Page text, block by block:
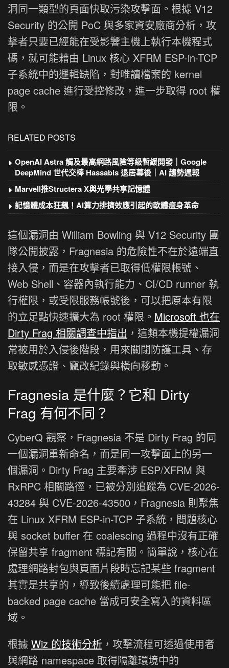
洞同一類型的頁面快取污染攻擊面。根據 V12
Security 的公開 PoC 與多家資安廠商分析，攻
擊者只要已經能在受影響主機上執行本機程式
碼，就可能藉由 Linux 核心 XFRM ESP-in-TCP
子系統中的邏輯缺陷，對唯讀檔案的 kernel
page cache 進行受控修改，進一步取得 root 權
限。
RELATED POSTS
OpenAI Astra 觸及最高網路風險等級暫緩開發｜Google
DeepMind 世代交棒 Hassabis 退居幕後｜AI 趨勢週報
Marvell推Structera X與光學共享記憶體
記憶體成本狂飆！AI算力排擠效應引起的軟體瘦身革命
這個漏洞由 William Bowling 與 V12 Security 團
隊公開披露，Fragnesia 的危險性不在於遠端直
接入侵，而是在攻擊者已取得低權限帳號、
Web Shell、容器內執行能力、CI/CD runner 執
行權限，或受限服務帳號後，可以把原本有限
的立足點快速擴大為 root 權限。 Microsoft 也在
Dirty Frag 相關調查中指出 ，這類本機提權漏洞
常被用於入侵後階段，用來關閉防護工具、存
取敏感憑證、竄改紀錄與橫向移動。
Fragnesia 是什麼？它和 Dirty
Frag 有何不同？
CyberQ 觀察，Fragnesia 不是 Dirty Frag 的同
一個漏洞重新命名，而是同一攻擊面上的另一
個漏洞。Dirty Frag 主要牽涉 ESP/XFRM 與
RxRPC 相關路徑，已被分別追蹤為 CVE-2026-
43284 與 CVE-2026-43500，Fragnesia 則聚焦
在 Linux XFRM ESP-in-TCP 子系統，問題核心
與 socket buffer 在 coalescing 過程中沒有正確
保留共享 fragment 標記有關。簡單說，核心在
處理網路封包與頁面片段時忘記某些 fragment
其實是共享的，導致後續處理可能把 file-
backed page cache 當成可安全寫入的資料區
域。
根據 Wiz 的技術分析 ，攻擊流程可透過使用者
與網路 namespace 取得隔離環境中的